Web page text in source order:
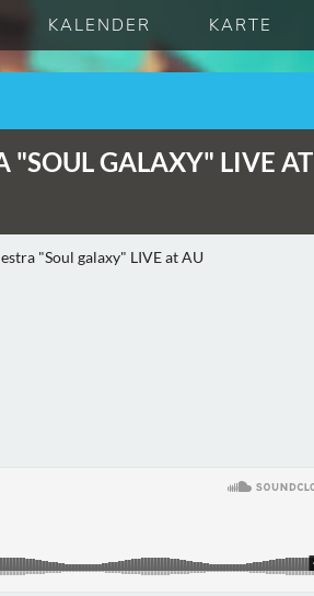
KALENDER KARTE
"SOUL GALAXY" LIVE AT